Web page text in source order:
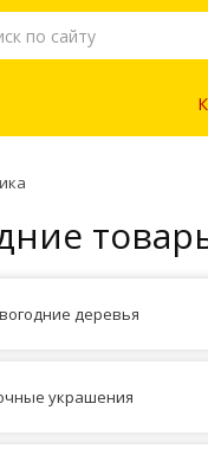
деревья
украшения